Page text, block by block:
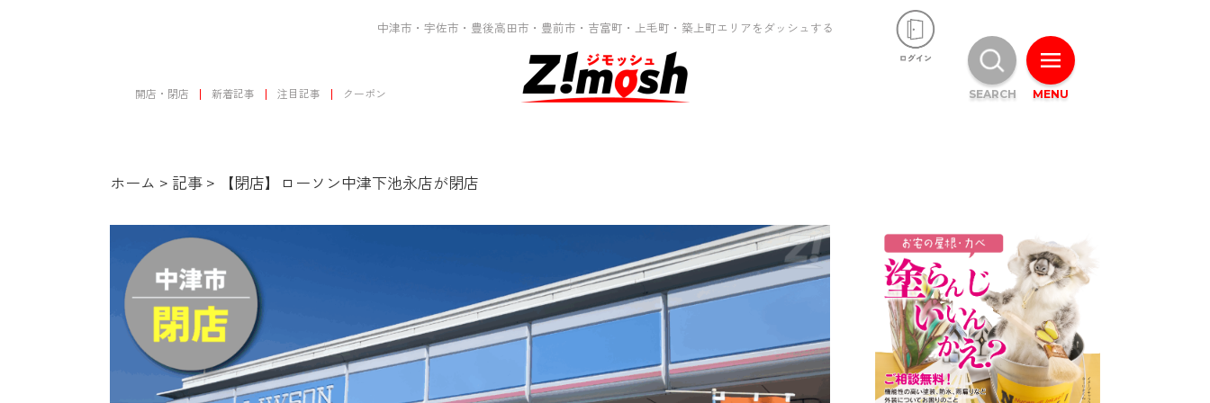
中津市・宇佐市・豊後高田市・豊前市・吉富町・上毛町・築上町エリアをダッシュする
開店・閉店 新着記事 注目記事 クーポン
ホーム > 記事 > 【閉店】ローソン中津下池永店が閉店
MENU
SEARCH